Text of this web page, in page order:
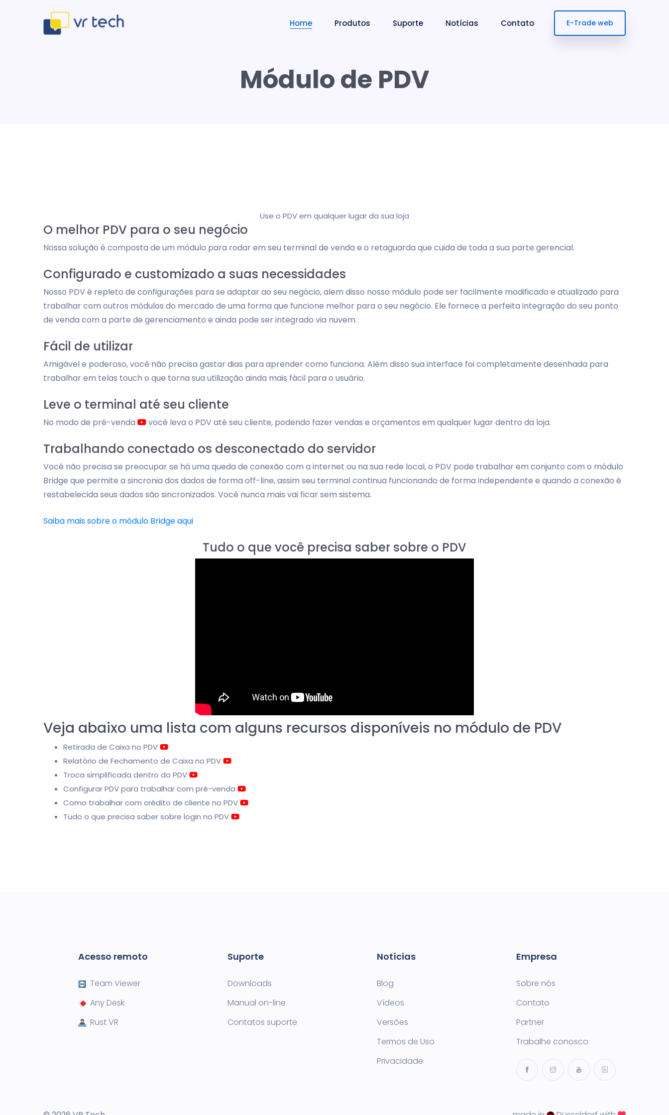
Home Produtos Suporte Notícias Contato E-Trade web
Módulo de PDV
Use o PDV em qualquer lugar da sua loja
O melhor PDV para o seu negócio
Nossa solução é composta de um módulo para rodar em seu terminal de venda e o retaguarda que cuida de toda a sua parte gerencial.
Configurado e customizado a suas necessidades
Nosso PDV é repleto de configurações para se adaptar ao seu negócio, alem disso nosso módulo pode ser facilmente modificado e atualizado para
trabalhar com outros módulos do mercado de uma forma que funcione melhor para o seu negócio. Ele fornece a perfeita integração do seu ponto
de venda com a parte de gerenciamento e ainda pode ser integrado via nuvem.
Fácil de utilizar
Amigável e poderoso, você não precisa gastar dias para aprender como funciona. Além disso sua interface foi completamente desenhada para
trabalhar em telas touch o que torna sua utilização ainda mais fácil para o usuário.
Leve o terminal até seu cliente
No modo de pré-venda você leva o PDV até seu cliente, podendo fazer vendas e orçamentos em qualquer lugar dentro da loja.
Trabalhando conectado os desconectado do servidor
Você não precisa se preocupar se há uma queda de conexão com a internet ou na sua rede local, o PDV pode trabalhar em conjunto com o módulo
Bridge que permite a sincronia dos dados de forma off-line, assim seu terminal continua funcionando de forma independente e quando a conexão é
restabelecida seus dados são sincronizados. Você nunca mais vai ficar sem sistema.
Saiba mais sobre o módulo Bridge aqui
Tudo o que você precisa saber sobre o PDV
Veja abaixo uma lista com alguns recursos disponíveis no módulo de PDV
Retirada de Caixa no PDV
Relatório de Fechamento de Caixa no PDV
Troca simplificada dentro do PDV
Configurar PDV para trabalhar com pré-venda
Como trabalhar com crédito de cliente no PDV
Tudo o que precisa saber sobre login no PDV
Acesso remoto
Team Viewer
Any Desk
Rust VR
Suporte
Downloads
Manual on-line
Contatos suporte
Notícias
Blog
Vídeos
Versões
Termos de Uso
Privacidade
Empresa
Sobre nós
Contato
Partner
Trabalhe conosco